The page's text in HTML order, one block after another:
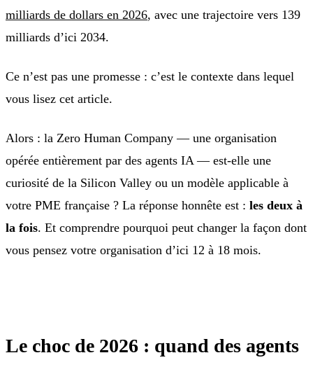
milliards de dollars en 2026, avec une trajectoire vers 139
milliards d’ici 2034.
Ce n’est pas une promesse : c’est le contexte dans lequel
vous lisez cet article.
Alors : la Zero Human Company — une organisation
opérée entièrement par des agents IA — est-elle une
curiosité de la Silicon Valley ou un modèle applicable à
votre PME française ? La réponse honnête est : les deux à
la fois. Et comprendre pourquoi peut changer la façon dont
vous pensez votre organisation d’ici 12 à 18 mois.
Le choc de 2026 : quand des agents